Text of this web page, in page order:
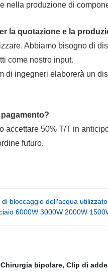
nella produzione di
la quotazione e la
Abbiamo bisogno di
come nostro input.
di ingegneri elaborerà un
accettare 50% T/T in
futuro.
bloccaggio dell′acqua
6000W 3000W 2000W
Chirurgia bipolare, Clip di